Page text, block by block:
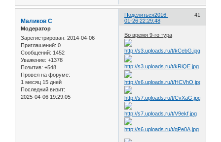
Поделиться 41
2016-
01-26 22:29:48
Маликов С
Модератор
Зарегистрирован: 2014-04-06
Приглашений: 0
Сообщений: 1452
Уважение: +1378
Позитив: +548
Провел на форуме:
1 месяц 15 дней
Последний визит:
2025-04-06 19:29:05
Во время 9-го тура